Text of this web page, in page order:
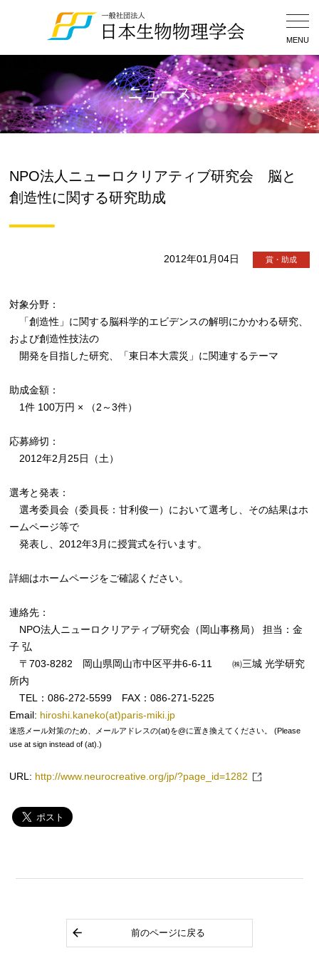
MENU
ニュース
NPO法人ニューロクリアティブ研究会 脳と
創造性に関する研究助成
2012年01月04日 賞・助成
対象分野：
「創造性」に関する脳科学的エビデンスの解明にかかわる研究、
および創造性技法の
開発を目指した研究、「東日本大震災」に関連するテーマ
助成金額：
1件 100万円 × （2～3件）
応募締切：
2012年2月25日（土）
選考と発表：
選考委員会（委員長：甘利俊一）において選考し、その結果はホ
ームページ等で
発表し、2012年3月に授賞式を行います。
詳細はホームページをご確認ください。
連絡先：
NPO法人ニューロクリアティブ研究会（岡山事務局） 担当：金
子 弘
〒703-8282 岡山県岡山市中区平井6-6-11 ㈱三城 光学研究
所内
TEL：086-272-5599 FAX：086-271-5225
Email: hiroshi.kaneko(at)paris-miki.jp
迷惑メール対策のため、メールアドレスの(at)を@に置き換えてください。 (Please
use at sign instead of (at).)
URL: http://www.neurocreative.org/jp/?page_id=1282
前のページに戻る